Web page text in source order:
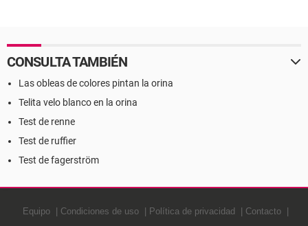
CONSULTA TAMBIÉN
Las obleas de colores pintan la orina
Telita velo blanco en la orina
Test de renne
Test de ruffier
Test de fagerström
Equipo Condiciones de uso Política de privacidad
Contacto